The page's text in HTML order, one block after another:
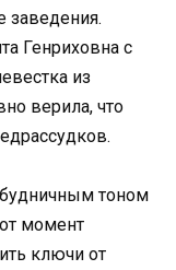
заведения.
Генриховна с
из
верила, что
будничным тоном
момент
ключи от